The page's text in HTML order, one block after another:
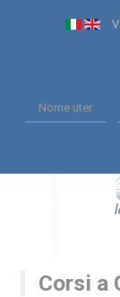
Corsi a